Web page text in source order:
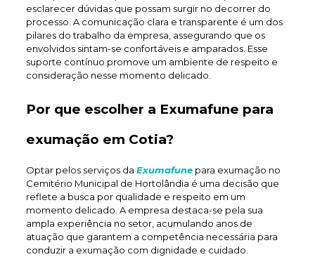
esclarecer dúvidas que possam surgir no decorrer do
processo. A comunicação clara e transparente é um dos
pilares do trabalho da empresa, assegurando que os
envolvidos sintam-se confortáveis e amparados. Esse
suporte contínuo promove um ambiente de respeito e
consideração nesse momento delicado.
Por que escolher a Exumafune para
exumação em Cotia?
Optar pelos serviços da Exumafunepara exumação no
Cemitério Municipal de Hortolândia é uma decisão que
reflete a busca por qualidade e respeito em um
momento delicado. A empresa destaca-se pela sua
ampla experiência no setor, acumulando anos de
atuação que garantem a competência necessária para
conduzir a exumação com dignidade e cuidado.